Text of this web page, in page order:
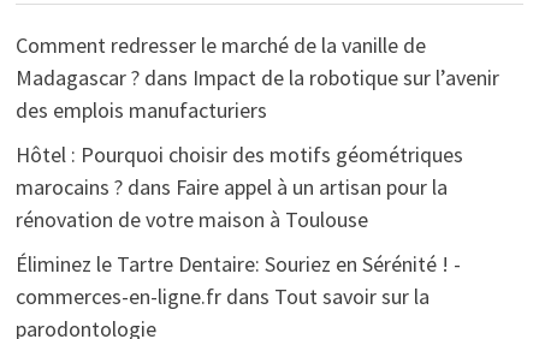
Comment redresser le marché de la vanille de
Madagascar ?dans Impact de la robotique sur l’avenir
des emplois manufacturiers
Hôtel : Pourquoi choisir des motifs géométriques
marocains ?dans Faire appel à un artisan pour la
rénovation de votre maison à Toulouse
Éliminez le Tartre Dentaire: Souriez en Sérénité ! -
commerces-en-ligne.frdans Tout savoir sur la
parodontologie